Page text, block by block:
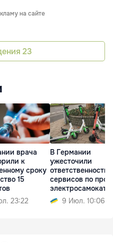
на сайте
23
врача
к
сроку
15
23:22
В Германии
ужесточили
ответственность
сервисов по
9 Июл. 10:06